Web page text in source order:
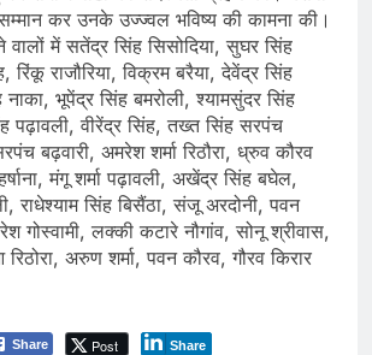
कर उनके उज्ज्वल भविष्य की कामना की।
वालों में सतेंद्र सिंह सिसोदिया, सुघर सिंह
राजौरिया, विक्रम बरैया, देवेंद्र सिंह
भूपेंद्र सिंह बमरोली, श्यामसुंदर सिंह
पढ़ावली, वीरेंद्र सिंह, तख्त सिंह सरपंच
बढ़वारी, अमरेश शर्मा रिठौरा, ध्रुव कौरव
मंगू शर्मा पढ़ावली, अखेंद्र सिंह बघेल,
राधेश्याम सिंह बिसैंठा, संजू अरदोनी, पवन
गोस्वामी, लक्की कटारे नौगांव, सोनू श्रीवास,
अरुण शर्मा, पवन कौरव, गौरव किरार
Share Post Share